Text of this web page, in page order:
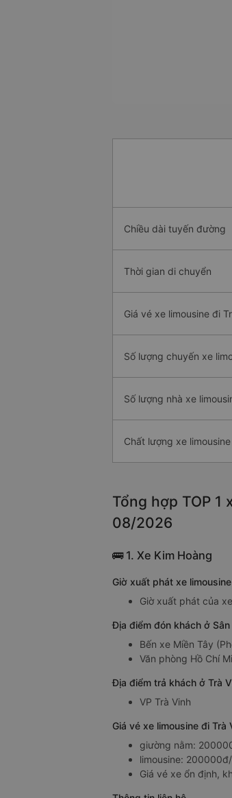
Chiều dài tuyến đường
Thời gian di chuyển
Giá vé xe limousine đi
Số lượng chuyến xe
Số lượng nhà xe
Chất lượng xe
Tổng hợp TOP
08/2026
🚌 1. Xe Kim Hoàng
Giờ xuất phát xe
Giờ xuất phát của
Địa điểm đón khách ở
Bến xe Miền Tây
Văn phòng Hồ Chí
Địa điểm trả khách ở Trà
VP Trà Vinh
Giá vé xe limousine đi
giường nằm:
limousine:
Giá vé xe ổn định,